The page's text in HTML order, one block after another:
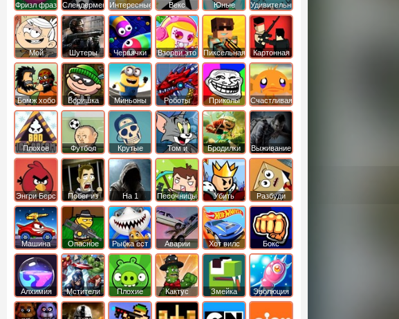
Фризл фраз Слендермен Интересные Векс
Юные
титаны
вперед
Удивительный
мир
Гамбола
Мой
шумный
дом
Шутеры Червячки Взорви это
Пиксельная
война
Картонная
башка
Бомж хобо
Воришка
боб
Миньоны
Роботы
динозавры
Приколы
Счастливая
обезьянка
Плохое
мороженое
Футбол
головами
Крутые
Том и
джерри
Бродилки
Приключения
Выживание
Энгри Берс
Побег из
тюрьмы
На 1 Песочницы
Убить
короля
Разбуди
коробку
Машина
ест
машину
Опасное
оружие
Рыбка ест
рыбку
Аварии
машин
Хот вилс Бокс
Алхимия Мстители
Плохие
свинки
Кактус
маккой
Змейка Эволюция